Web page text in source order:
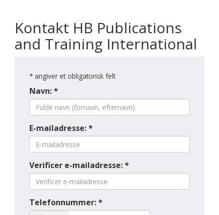
Kontakt HB Publications
and Training International
* angiver et obligatorisk felt
Navn: *
E-mailadresse: *
Verificer e-mailadresse: *
Telefonnummer: *